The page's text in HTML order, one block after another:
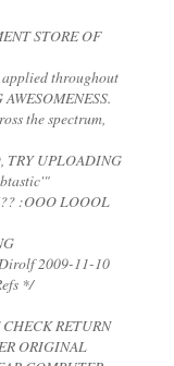
STORE OF
applied throughout
the spectrum,
TRY UPLOADING
:OOO LOOOL
2009-11-10
*/
RETURN
ORIGINAL